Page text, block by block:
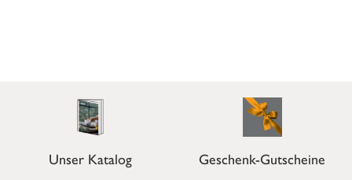
Unser Katalog Geschenk-Gutscheine